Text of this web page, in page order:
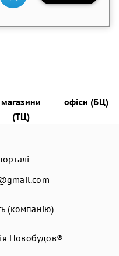
магазини
(ТЦ)
офіси (БЦ)
(компанію)
Новобудов®